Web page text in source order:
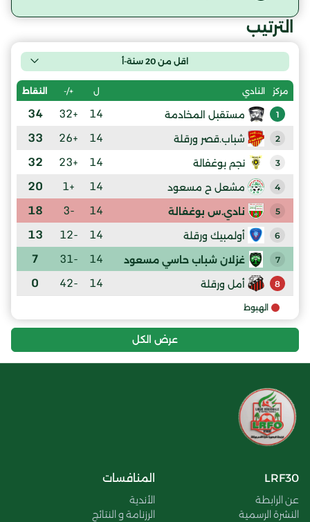
الترتيب
اقل من 20 سنة-أ
مركز النادي ل +/- النقاط
1 مستقبل المخادمة 14
+32
34
2 شباب.قصر ورقلة 14
+26
33
3 نجم بوغفالة 14
+23
32
4 مشعل ح مسعود 14
+1
20
5 نادي.س بوغفالة 14
-3
18
6 أولمبيك ورقلة 14
-12
13
7 غزلان شباب حاسي مسعود 14
-31
7
8 أمل ورقلة 14
-42
0
الهبوط
عرض الكل
LRF30
عن الرابطة
النشرة الرسمية
المنافسات
الأندية
الرزنامة و النتائج